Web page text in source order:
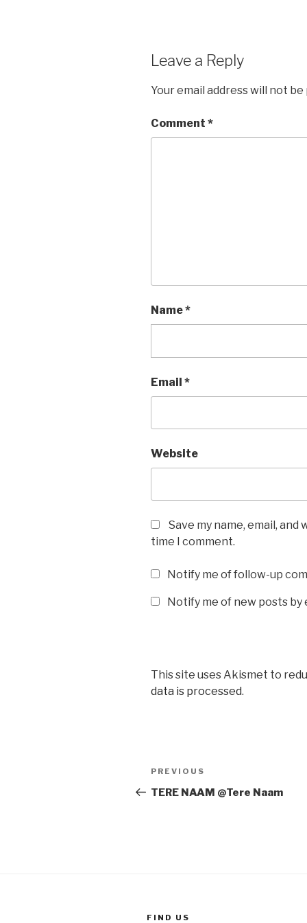
Leave a Reply
Your email address will not be
Comment *
Name*
Email *
Website
Save my name, email,
time I comment.
Notify me of follow-up
Notify me of new posts by
This site uses Akismet to
data is processed.
Post
navigation
Previous
Post
PREVIOUS
TERE NAAM @Tere Naam
FIND US